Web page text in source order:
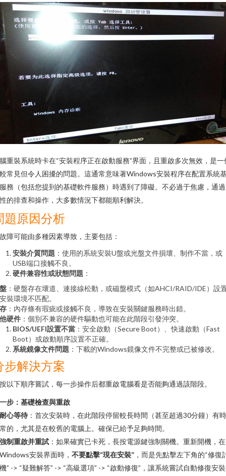
重裝系統時卡在“安裝程序正在啟動服務”界面，且重啟多次無效，是一
常見但令人困擾的問題。這通常意味著Windows安裝程序在配置系統
務（包括您提到的基礎軟件服務）時遇到了障礙。不必過于焦慮，通
的排查和操作，大多數情況下都能順利解決。
題原因分析
障可能由多種因素導致，主要包括：
安裝介質問題 ：使用的系統安裝U盤或光盤文件損壞、制作不當，或
USB端口接觸不良。
硬件兼容性或狀態問題 ：
：硬盤存在壞道、連接線松動，或磁盤模式（如AHCI/RAID/IDE）設
裝環境不匹配。
：內存條有瑕疵或接觸不良，導致在安裝關鍵服務時出錯。
硬件 ：個別不兼容的硬件驅動也可能在此階段引發沖突。
BIOS/UEFI設置不當 ：安全啟動（Secure Boot）、快速啟動（Fast
Boot）或啟動順序設置不正確。
系統鏡像文件問題 ：下載的Windows鏡像文件不完整或已被修改。
步解決方案
以下順序嘗試，每一步操作后都重啟電腦看是否能夠通過該階段。
步：基礎檢查與重啟
耐心等待：首次安裝時，在此階段停留較長時間（甚至超過30分鐘）有
的，尤其是在較舊的電腦上。確保已給予足夠時間。
強制重啟并重試 ：如果確實已卡死，長按電源鍵強制關機。重新開機，
安裝界面時， 不要點擊“現在安裝” ，而是先點擊左下角的“修復
” -> “疑難解答” -> “高級選項” -> “啟動修復”，讓系統嘗試自動修復安